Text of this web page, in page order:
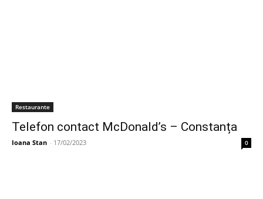
Restaurante
Telefon contact McDonald’s – Constanța
Ioana Stan - 17/02/2023 0